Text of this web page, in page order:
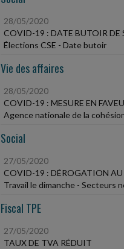
28/05/2020
COVID-19 : DATE BUTOIR DE
Élections CSE - Date butoir
Vie des affaires
28/05/2020
COVID-19 : MESURE EN
Agence nationale de la
Social
27/05/2020
COVID-19 : DÉROGATION AU
Travail le dimanche - Secteurs
Fiscal TPE
27/05/2020
TAUX DE TVA RÉDUIT